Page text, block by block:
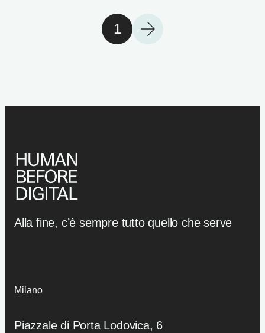
1
Alla fine, c’è sempre tutto quello che serve
Milano
Piazzale di Porta Lodovica, 6